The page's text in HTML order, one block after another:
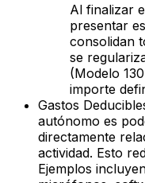
Al finalizar
presentar
consolidan
se
(Modelo
importe
Gastos
autónomo es
directamente
actividad. Esto
Ejemplos